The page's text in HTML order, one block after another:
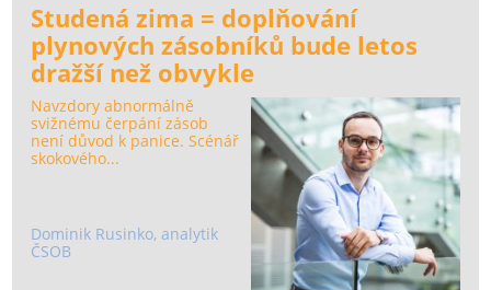
Studená zima = doplňování
plynových zásobníků bude letos
dražší než obvykle
Navzdory abnormálně
svižnému čerpání zásob
není důvod k panice. Scénář
skokového...
Dominik Rusinko, analytik
ČSOB